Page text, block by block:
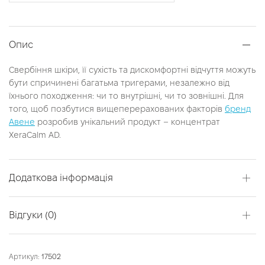
Опис
Свербіння шкіри, її сухість та дискомфортні відчуття можуть
бути спричинені багатьма тригерами, незалежно від
їхнього походження: чи то внутрішні, чи то зовнішні. Для
того, щоб позбутися вищеперерахованих факторівбренд
Авене розробив унікальний продукт – концентрат
XeraCalm AD.
Додаткова інформація
Відгуки (0)
Артикул: 17502